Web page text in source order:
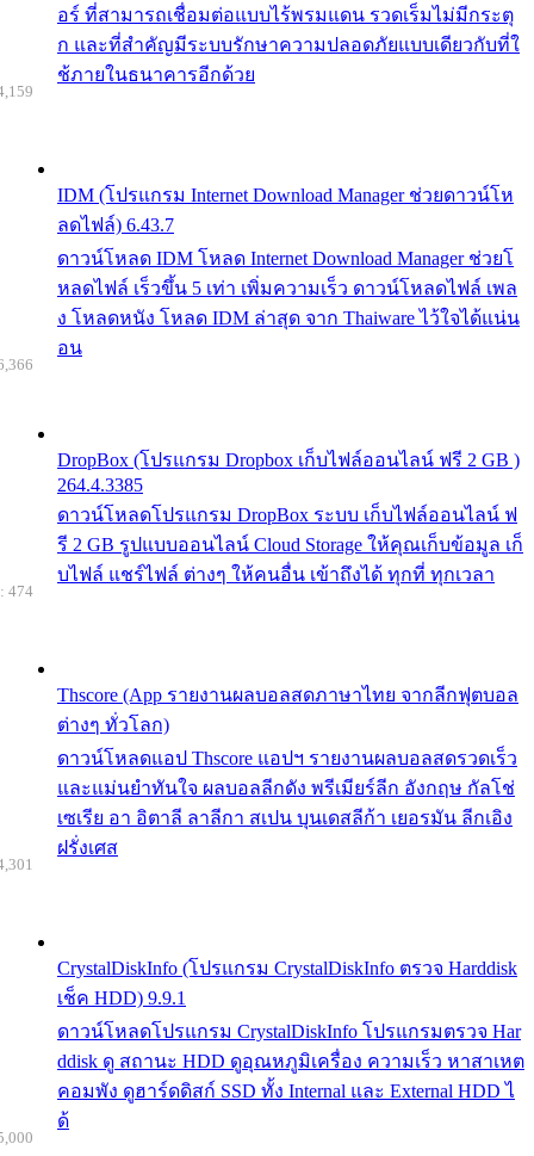
อร์ ที่สามารถเชื่อมต่อแบบไร้พรมแดน รวดเร็มไม่มีกระตุ
ก และที่สำคัญมีระบบรักษาความปลอดภัยแบบเดียวกับที่ใ
ช้ภายในธนาคารอีกด้วย
IDM (โปรแกรม Internet Download Manager ช่วยดาวน์โห
ลดไฟล์) 6.43.7
ดาวน์โหลด IDM โหลด Internet Download Manager ช่วยโ
หลดไฟล์ เร็วขึ้น 5 เท่า เพิ่มความเร็ว ดาวน์โหลดไฟล์ เพล
ง โหลดหนัง โหลด IDM ล่าสุด จาก Thaiware ไว้ใจได้แน่น
อน
DropBox (โปรแกรม Dropbox เก็บไฟล์ออนไลน์ ฟรี 2 GB )
264.4.3385
ดาวน์โหลดโปรแกรม DropBox ระบบ เก็บไฟล์ออนไลน์ ฟ
รี 2 GB รูปแบบออนไลน์ Cloud Storage ให้คุณเก็บข้อมูล เก็
บไฟล์ แชร์ไฟล์ ต่างๆ ให้คนอื่น เข้าถึงได้ ทุกที่ ทุกเวลา
Thscore (App รายงานผลบอลสดภาษาไทย จากลีกฟุตบอล
ต่างๆ ทั่วโลก)
ดาวน์โหลดแอป Thscore แอปฯ รายงานผลบอลสดรวดเร็ว
และแม่นยำทันใจ ผลบอลลีกดัง พรีเมียร์ลีก อังกฤษ กัลโช่
เซเรีย อา อิตาลี ลาลีกา สเปน บุนเดสลีก้า เยอรมัน ลีกเอิง
ฝรั่งเศส
474
CrystalDiskInfo (โปรแกรม CrystalDiskInfo ตรวจ Harddisk
เช็ค HDD) 9.9.1
ดาวน์โหลดโปรแกรม CrystalDiskInfo โปรแกรมตรวจ Har
ddisk ดู สถานะ HDD ดูอุณหภูมิเครื่อง ความเร็ว หาสาเหต
คอมพัง ดูฮาร์ดดิสก์ SSD ทั้ง Internal และ External HDD ไ
ด้